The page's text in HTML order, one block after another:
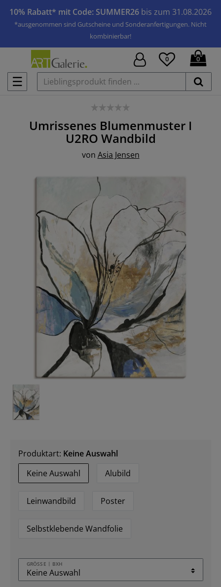
10% Rabatt* mit Code: SUMMER26 bis zum 31.08.2026
*ausgenommen sind Gutscheine und Sonderanfertigungen. Nicht
kombinierbar!
☰
0 0
Umrissenes Blumenmuster I
U2RO Wandbild
von Asia Jensen
Produktart: Keine Auswahl
Keine Auswahl
Alubild
Leinwandbild Poster
Selbstklebende Wandfolie
GRÖSSE | BXH